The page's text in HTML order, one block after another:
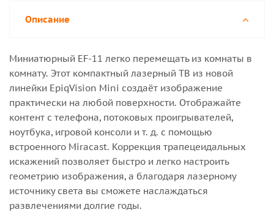
Описание
Миниатюрный EF-11 легко перемещать из комнаты в
комнату. Этот компактный лазерный ТВ из новой
линейки EpiqVision Mini создаёт изображение
практически на любой поверхности. Отображайте
контент с телефона, потоковых проигрывателей,
ноутбука, игровой консоли и т. д. с помощью
встроенного Miracast. Коррекция трапецеидальных
искажений позволяет быстро и легко настроить
геометрию изображения, а благодаря лазерному
источнику света вы сможете наслаждаться
развлечениями долгие годы.